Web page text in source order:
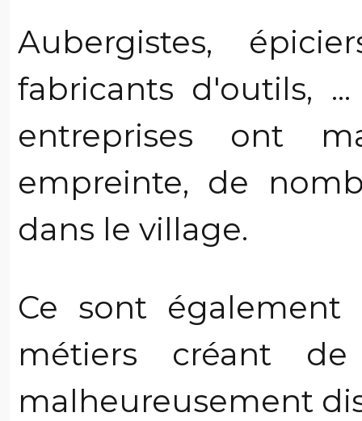
Aubergistes,
fabricants d'outils,
entreprises ont
empreinte, de
dans le village.
Ce sont
métiers créant
malheureusement